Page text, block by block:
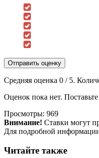
Отправить оценку
Средняя оценка 0 / 5.
Оценок пока нет.
Просмотры: 969
Внимание! Ставки могут
Для подробной
Читайте также